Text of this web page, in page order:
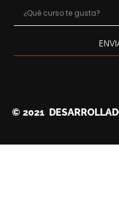
© 2021